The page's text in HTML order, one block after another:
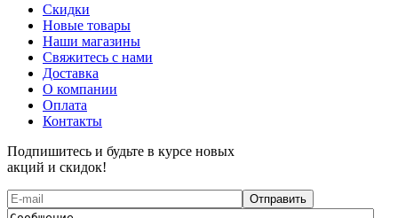
Скидки
Новые товары
Наши магазины
Свяжитесь с нами
Доставка
О компании
Оплата
Контакты
Подпишитесь и будьте в курсе новых
акций и скидок!
Отправить